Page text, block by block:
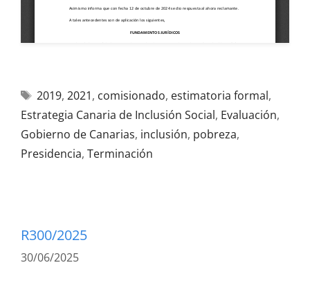
2019, 2021, comisionado, estimatoria formal,
Estrategia Canaria de Inclusión Social, Evaluación,
Gobierno de Canarias, inclusión, pobreza,
Presidencia, Terminación
R300/2025
30/06/2025